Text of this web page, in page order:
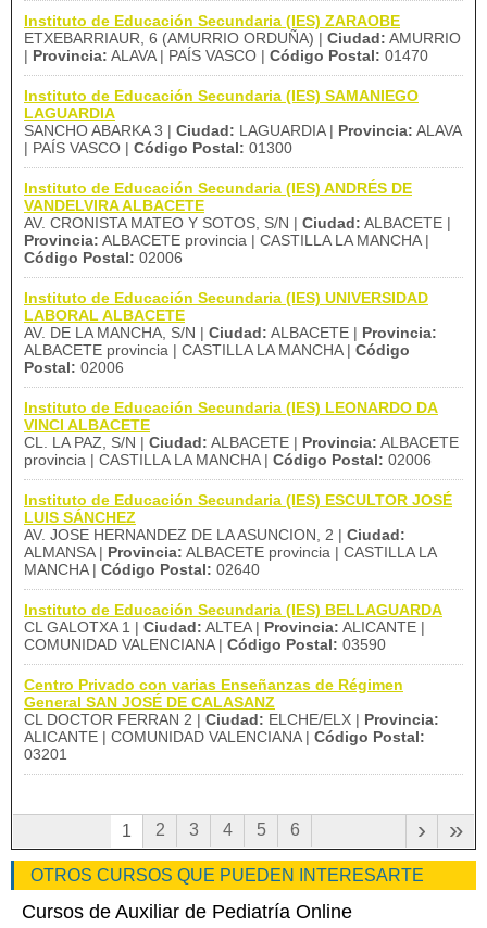
Instituto de Educación Secundaria (IES) ZARAOBE
ETXEBARRIAUR, 6 (AMURRIO ORDUÑA) | Ciudad: AMURRIO
| Provincia: ALAVA | PAÍS VASCO | Código Postal: 01470
Instituto de Educación Secundaria (IES) SAMANIEGO
LAGUARDIA
SANCHO ABARKA 3 | Ciudad: LAGUARDIA | Provincia: ALAVA
| PAÍS VASCO | Código Postal: 01300
Instituto de Educación Secundaria (IES) ANDRÉS DE
VANDELVIRA ALBACETE
AV. CRONISTA MATEO Y SOTOS, S/N | Ciudad: ALBACETE |
Provincia: ALBACETE provincia | CASTILLA LA MANCHA |
Código Postal: 02006
Instituto de Educación Secundaria (IES) UNIVERSIDAD
LABORAL ALBACETE
AV. DE LA MANCHA, S/N | Ciudad: ALBACETE | Provincia:
ALBACETE provincia | CASTILLA LA MANCHA | Código
Postal: 02006
Instituto de Educación Secundaria (IES) LEONARDO DA
VINCI ALBACETE
CL. LA PAZ, S/N | Ciudad: ALBACETE | Provincia: ALBACETE
provincia | CASTILLA LA MANCHA | Código Postal: 02006
Instituto de Educación Secundaria (IES) ESCULTOR JOSÉ
LUIS SÁNCHEZ
AV. JOSE HERNANDEZ DE LA ASUNCION, 2 | Ciudad:
ALMANSA | Provincia: ALBACETE provincia | CASTILLA LA
MANCHA | Código Postal: 02640
Instituto de Educación Secundaria (IES) BELLAGUARDA
CL GALOTXA 1 | Ciudad: ALTEA | Provincia: ALICANTE |
COMUNIDAD VALENCIANA | Código Postal: 03590
Centro Privado con varias Enseñanzas de Régimen
General SAN JOSÉ DE CALASANZ
CL DOCTOR FERRAN 2 | Ciudad: ELCHE/ELX | Provincia:
ALICANTE | COMUNIDAD VALENCIANA | Código Postal:
03201
1 2 3 4 5 6 »
›
OTROS CURSOS QUE PUEDEN INTERESARTE
Cursos de Auxiliar de Pediatría Online